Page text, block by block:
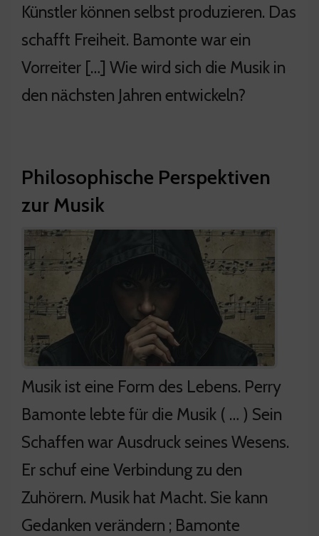
Künstler können selbst produzieren. Das
schafft Freiheit. Bamonte war ein
Vorreiter […] Wie wird sich die Musik in
den nächsten Jahren entwickeln?
Philosophische Perspektiven
zur Musik
Musik ist eine Form des Lebens. Perry
Bamonte lebte für die Musik ( … ) Sein
Schaffen war Ausdruck seines Wesens.
Er schuf eine Verbindung zu den
Zuhörern. Musik hat Macht. Sie kann
Gedanken verändern ; Bamonte